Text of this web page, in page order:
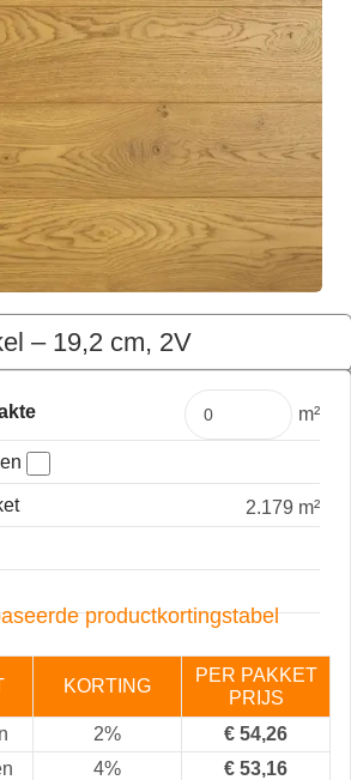
– 19,2 cm, 2V
€55,37 Pakket
m²
2.179 m²
productkortingstabel
KORTING
PER PAKKET
PRIJS
2% € 54,26
4% € 53,16